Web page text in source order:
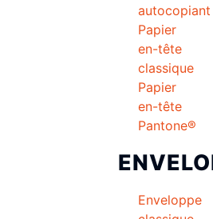
autocopiant
Papier
en-tête
classique
Papier
en-tête
Pantone®
Enveloppe